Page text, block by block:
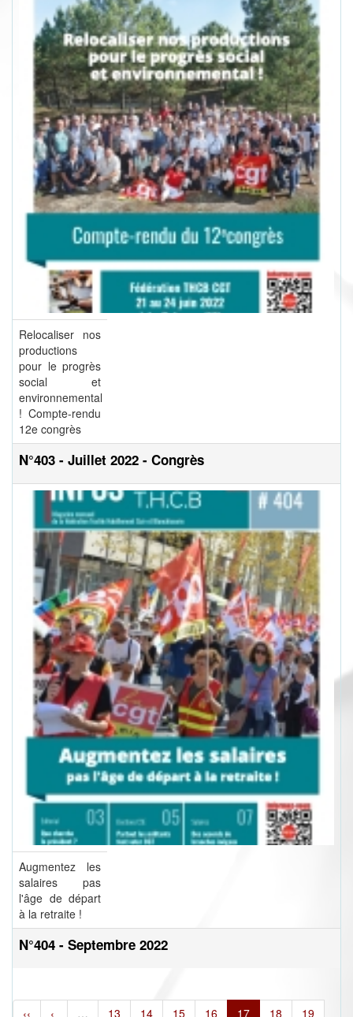
Relocaliser nos
productions
pour le progrès
social et
environnemental
! Compte-rendu
12e congrès
N°403 - Juillet 2022 - Congrès
Augmentez les
salaires pas
l'âge de départ
à la retraite !
N°404 - Septembre 2022
‹‹ ‹ … 13 14 15 16 17 18 19